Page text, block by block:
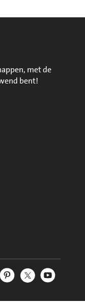
met de
bent!
Instagram
Jumbo Pinterest
Jumbo Twitter
Jumbo